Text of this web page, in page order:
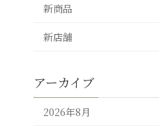
新商品
新店舗
アーカイブ
2026年8月